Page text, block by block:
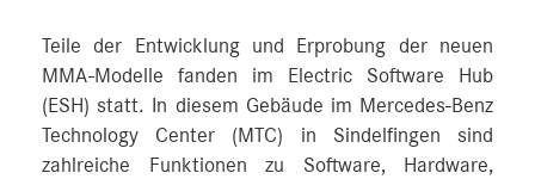
Teile der Entwicklung und Erprobung der neuen
MMA-Modelle fanden im Electric Software Hub
(ESH) statt. In diesem Gebäude im Mercedes-Benz
Technology Center (MTC) in Sindelfingen sind
zahlreiche Funktionen zu Software, Hardware,